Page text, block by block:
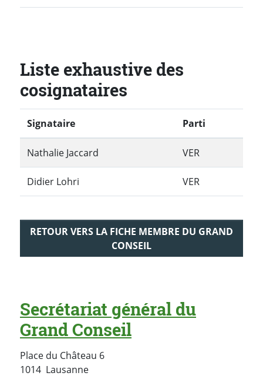
Liste exhaustive des
cosignataires
Signataire Parti
Nathalie Jaccard VER
Didier Lohri VER
RETOUR VERS LA FICHE MEMBRE DU GRAND
CONSEIL
Secrétariat général du
Grand Conseil
Place du Château 6
1014 LausanneSuisse